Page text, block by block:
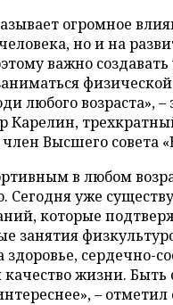
огромное
но и на
важно
любого возраста», –
Карелин,
Высшего совета
в любом
Сегодня уже
которые
занятия
здоровье, сердечно-
качество жизни.
– отметил